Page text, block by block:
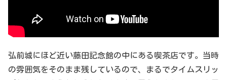
弘前城にほど近い藤田記念館の中にある喫茶店です。当時
の雰囲気をそのまま残しているので、まるでタイムスリッ